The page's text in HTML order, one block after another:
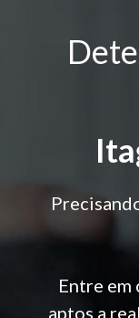
Entre em
aptos a